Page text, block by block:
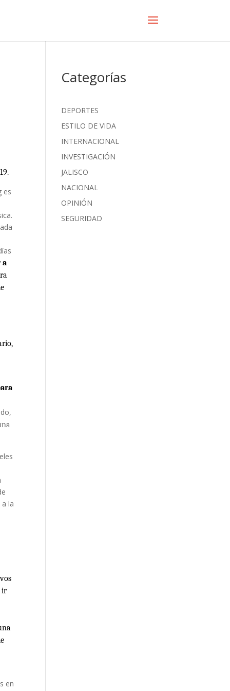
es
a
la
ir
en
Categorías
DEPORTES
ESTILO DE VIDA
INTERNACIONAL
INVESTIGACIÓN
JALISCO
NACIONAL
OPINIÓN
SEGURIDAD